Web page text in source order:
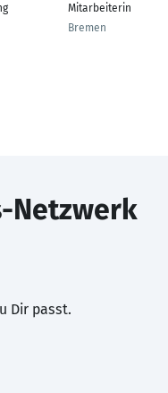
Mitarbeiterin
Bremen
Netzwerk
Dir passt.